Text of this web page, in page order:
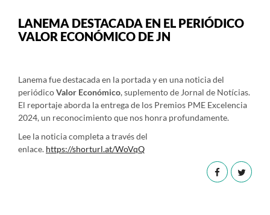
LANEMA DESTACADA EN EL PERIÓDICO
VALOR ECONÓMICO DE JN
Lanema fue destacada en la portada y en una noticia del
periódicoValor Económico, suplemento de Jornal de Notícias.
El reportaje aborda la entrega de los Premios PME Excelencia
2024, un reconocimiento que nos honra profundamente.
Lee la noticia completa a través del
enlace. https://shorturl.at/WoVqQ